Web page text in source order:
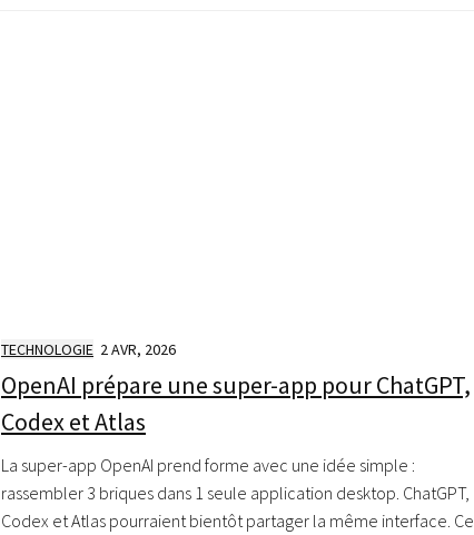
TECHNOLOGIE 2 AVR, 2026
OpenAI prépare une super-app pour ChatGPT,
Codex et Atlas
La super-app OpenAI prend forme avec une idée simple :
rassembler 3 briques dans 1 seule application desktop. ChatGPT,
Codex et Atlas pourraient bientôt partager la même interface. Ce